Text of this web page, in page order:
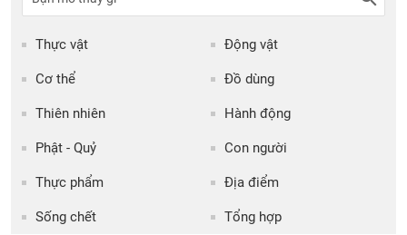
Thực vật Động vật
Cơ thể Đồ dùng
Thiên nhiên Hành động
Phật - Quỷ Con người
Thực phẩm Địa điểm
Sống chết Tổng hợp